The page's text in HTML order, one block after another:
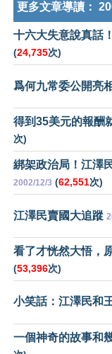
更多文章導讀：
十六大失意說真話
(24,735次)
爲何九常委公開亮
得到35美元的報酬
次)
綁架政治局！江澤
2002/12/3 (62,551次)
江澤民賣國大追蹤
看了才恍然大悟，
(53,396次)
小笑話：江澤民和
一個神奇的故事和